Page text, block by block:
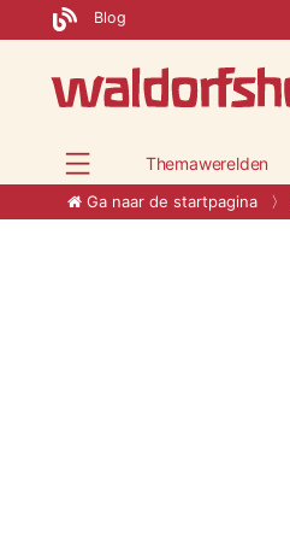
Blog
Themawerelden
Ga naar de startpagina